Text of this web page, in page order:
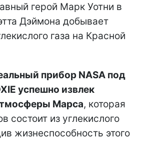
герой Марк Уотни в
Дэймона добывает
газа на Красной
прибор NASA под
успешно извлек
Марса, которая
состоит из углекислого
жизнеспособность этого